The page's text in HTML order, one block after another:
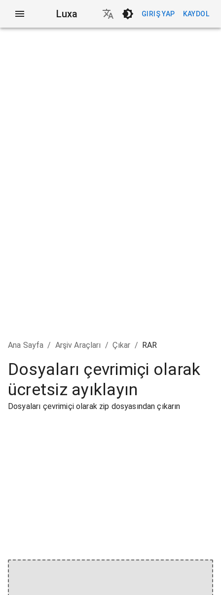
Luxa GIRIŞ YAP KAYDOL
Ana Sayfa / Arşiv Araçları / Çıkar / RAR
Dosyaları çevrimiçi olarak
ücretsiz ayıklayın
Dosyaları çevrimiçi olarak zip dosyasından çıkarın